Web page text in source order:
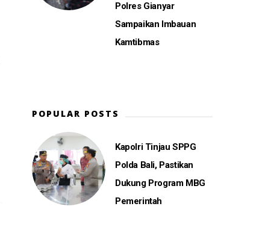
Polres Gianyar
Sampaikan Imbauan
Kamtibmas
POPULAR POSTS
Kapolri Tinjau SPPG
Polda Bali, Pastikan
Dukung Program MBG
Pemerintah